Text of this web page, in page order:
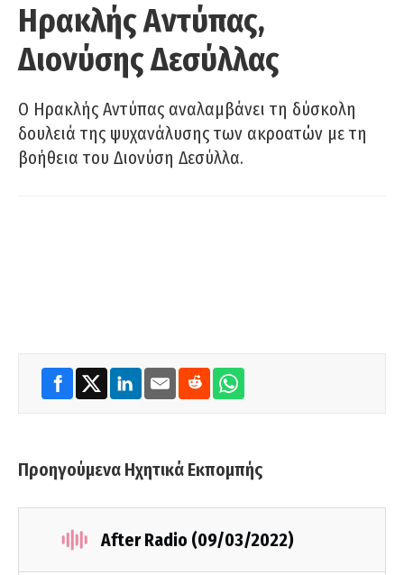
Ηρακλής Αντύπας,
Διονύσης Δεσύλλας
Ο Ηρακλής Αντύπας αναλαμβάνει τη δύσκολη
δουλειά της ψυχανάλυσης των ακροατών με τη
βοήθεια του Διονύση Δεσύλλα.
Προηγούμενα Ηχητικά Εκπομπής
After Radio (09/03/2022)